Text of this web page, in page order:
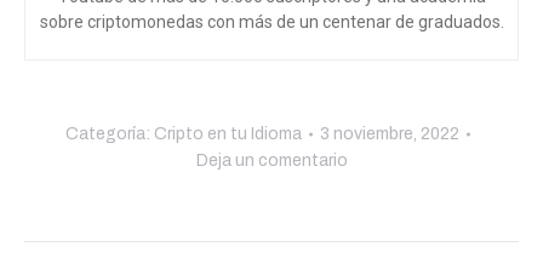
sobre criptomonedas con más de un centenar de graduados.
Categoría: Cripto en tu Idioma
3 noviembre, 2022
Deja un comentario